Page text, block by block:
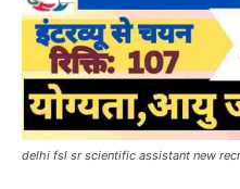
delhi fsl sr scientific assistant new